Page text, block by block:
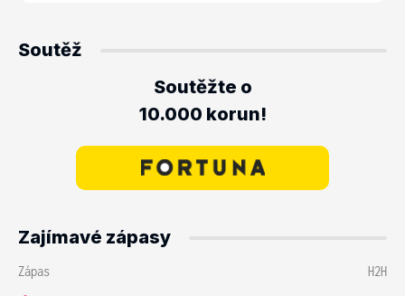
Soutěž
Soutěžte o
10.000 korun!
Zajímavé zápasy
Zápas
H2H